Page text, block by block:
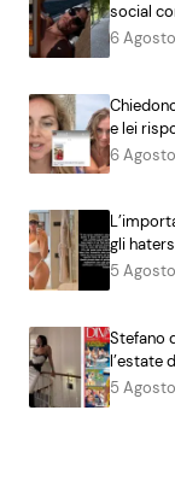
social
6
e lei
6
gli
5
Stefano
l’estate
5